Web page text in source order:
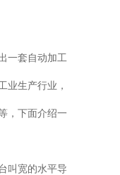
一套自动加工
业生产行业，
，下面介绍一
叫宽的水平导